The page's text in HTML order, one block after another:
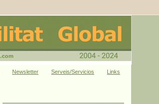
Newsletter Serveis/Servicios Links